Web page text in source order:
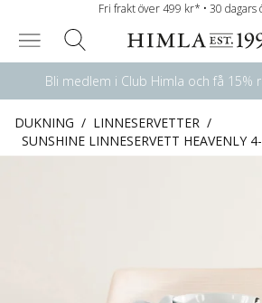
Fri frakt över 499 kr* • 30 dagars
Bli medlem i Club Himla och få 15%
DUKNING / LINNESERVETTER /
SUNSHINE LINNESERVETT HEAVENLY